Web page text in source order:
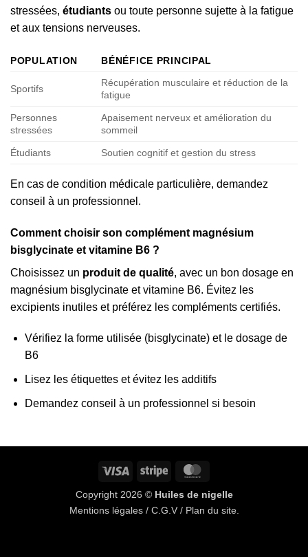
stressées, étudiants ou toute personne sujette à la fatigue
et aux tensions nerveuses.
POPULATION BÉNÉFICE PRINCIPAL
Sportifs
Récupération musculaire et réduction de la
fatigue
Personnes
stressées
Apaisement nerveux et amélioration du
sommeil
Étudiants Soutien cognitif et gestion du stress
En cas de condition médicale particulière, demandez
conseil à un professionnel.
Comment choisir son complément magnésium
bisglycinate et vitamine B6 ?
Choisissez un produit de qualité, avec un bon dosage en
magnésium bisglycinate et vitamine B6. Évitez les
excipients inutiles et préférez les compléments certifiés.
Vérifiez la forme utilisée (bisglycinate) et le dosage de
B6
Lisez les étiquettes et évitez les additifs
Demandez conseil à un professionnel si besoin
Visa Rayure
Copyright 2026 © Huiles de nigelle
Mentions légales/ C.G.V/ Plan du site.